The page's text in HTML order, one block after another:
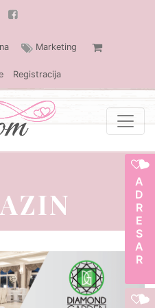
Marketing
Registracija
ADRESAR